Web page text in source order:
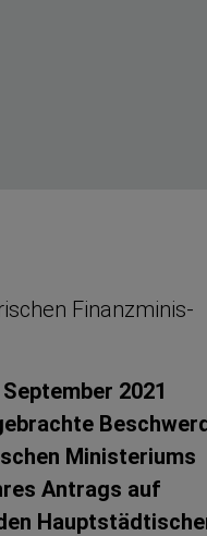
Finanz­mi­nis­
2021
Ministeriums
Antrags auf